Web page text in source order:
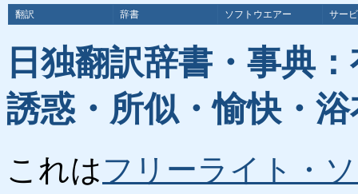
翻訳 辞書 ソフトウエアー サー
日独翻訳辞書・事典
誘惑・所似・愉快・
これはフリーライト・